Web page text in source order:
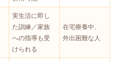
実生活に即し
た訓練／家族
への指導も受
けられる
在宅療養中、
外出困難な人